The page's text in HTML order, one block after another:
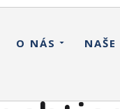
O NÁS